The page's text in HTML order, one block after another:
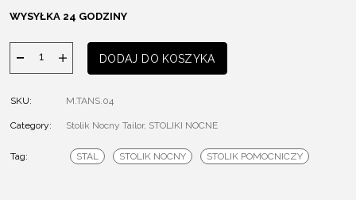
WYSYŁKA 24 GODZINY
ilość
Stolik
Tailor
DODAJ DO KOSZYKA
SKU: M.TANS.04
Category: Stolik Nocny Tailor, STOLIKI NOCNE
Tag: STAL STOLIK NOCNY STOLIK POMOCNICZY